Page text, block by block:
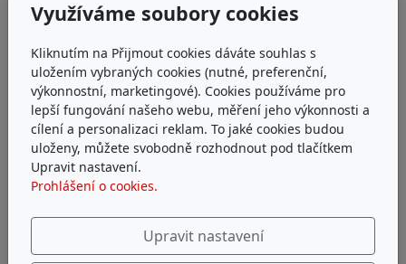
Využíváme soubory cookies
Kliknutím na Přijmout cookies dáváte souhlas s
uložením vybraných cookies (nutné, preferenční,
výkonnostní, marketingové). Cookies používáme pro
lepší fungování našeho webu, měření jeho výkonnosti a
cílení a personalizaci reklam. To jaké cookies budou
uloženy, můžete svobodně rozhodnout pod tlačítkem
Upravit nastavení.
Prohlášení o cookies.
Upravit nastavení